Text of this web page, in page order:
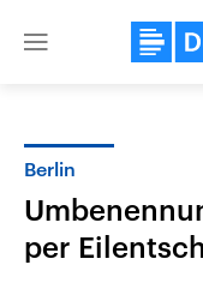
Close
Berlin
per